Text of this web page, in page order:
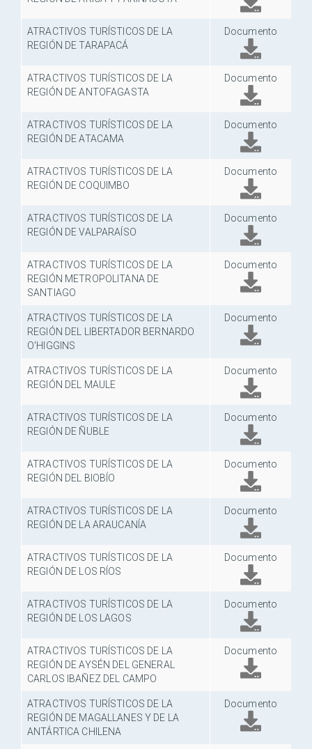
ATRACTIVOS TURÍSTICOS DE LA
REGIÓN DE TARAPACÁ
Documento
ATRACTIVOS TURÍSTICOS DE LA
REGIÓN DE ANTOFAGASTA
Documento
ATRACTIVOS TURÍSTICOS DE LA
REGIÓN DE ATACAMA
Documento
ATRACTIVOS TURÍSTICOS DE LA
REGIÓN DE COQUIMBO
Documento
ATRACTIVOS TURÍSTICOS DE LA
REGIÓN DE VALPARAÍSO
Documento
ATRACTIVOS TURÍSTICOS DE LA
REGIÓN METROPOLITANA DE
SANTIAGO
Documento
ATRACTIVOS TURÍSTICOS DE LA
REGIÓN DEL LIBERTADOR BERNARDO
O'HIGGINS
Documento
ATRACTIVOS TURÍSTICOS DE LA
REGIÓN DEL MAULE
Documento
ATRACTIVOS TURÍSTICOS DE LA
REGIÓN DE ÑUBLE
Documento
ATRACTIVOS TURÍSTICOS DE LA
REGIÓN DEL BIOBÍO
Documento
ATRACTIVOS TURÍSTICOS DE LA
REGIÓN DE LA ARAUCANÍA
Documento
ATRACTIVOS TURÍSTICOS DE LA
REGIÓN DE LOS RÍOS
Documento
ATRACTIVOS TURÍSTICOS DE LA
REGIÓN DE LOS LAGOS
Documento
ATRACTIVOS TURÍSTICOS DE LA
REGIÓN DE AYSÉN DEL GENERAL
CARLOS IBAÑEZ DEL CAMPO
Documento
ATRACTIVOS TURÍSTICOS DE LA
REGIÓN DE MAGALLANES Y DE LA
ANTÁRTICA CHILENA
Documento